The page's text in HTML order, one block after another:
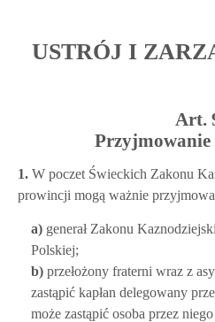
USTRÓJ I
Art.
1. W poczet Świeckich Zakonu
prowincji mogą ważnie
a) generał Zakonu
Polskiej;
b) przełożony fraterni wraz z
zastąpić kapłan delegowany
może zastąpić osoba przez